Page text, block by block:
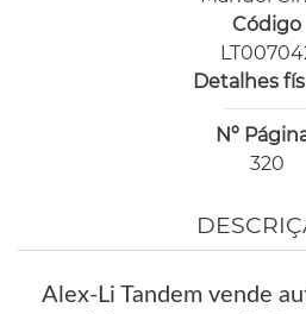
Código
Detalhes
Nº
320
Alex-Li Tandem vende